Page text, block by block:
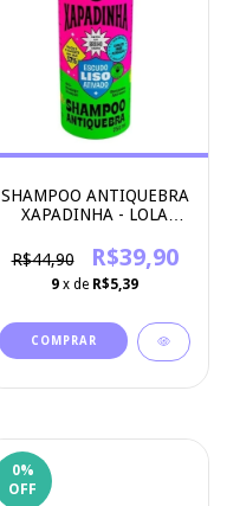
SHAMPOO ANTIQUEBRA
XAPADINHA - LOLA
R$44,90
R$39,90
9 x de R$5,39
0%
OFF